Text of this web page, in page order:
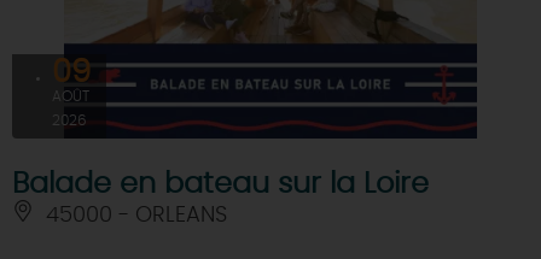
09
AOÛT
2026
Balade en bateau sur la Loire
45000 - ORLEANS